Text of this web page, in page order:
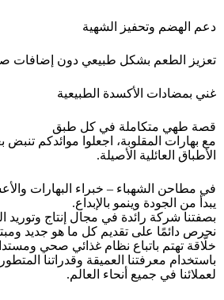
دعم الهضم وتحفيز الشهية
تعزيز الطعم بشكل طبيعي دون إضافات
غني بمضادات الأكسدة الطبيعية
قصة طهي متكاملة في كل طبق
مع بهارات المقلوبة، اجعلوا موائدكم
الأطباق العائلية الأصيلة.
في مطاحن الشهباء – خبراء البهارات
يبدأ من الجودة وينمو بالإبداع.
بصفتنا شركة رائدة في مجال إنتاج وتوريد
نحرص دائمًا على تقديم كل ما هو جديد
خلّاقة تهتم باتباع نظام غذائي صحي
باستخدام معرفتنا العميقة وقدراتنا
لعملائنا في جميع أنحاء العالم.